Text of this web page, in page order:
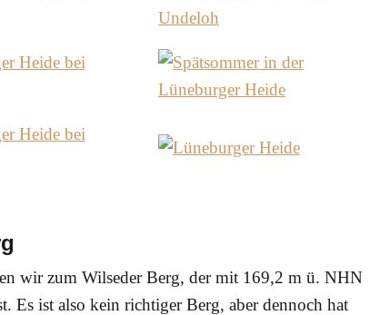
wir zum Wilseder Berg, der mit 169,2 m ü. NHN
Es ist also kein richtiger Berg, aber dennoch hat